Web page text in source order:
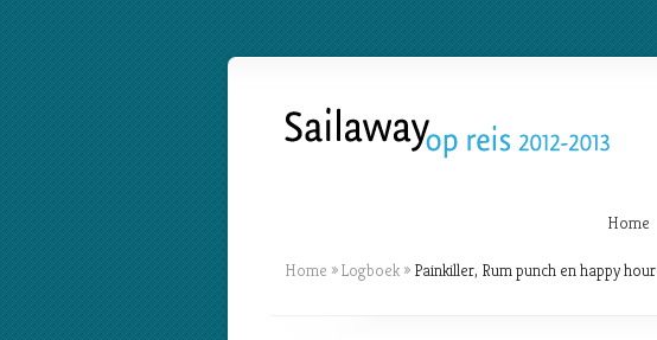
Home
Home »Logboek » Painkiller, Rum punch en happy hour